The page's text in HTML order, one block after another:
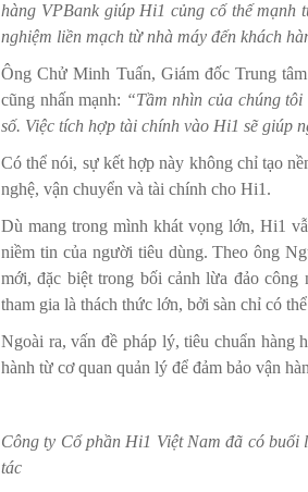
hàng VPBank giúp Hi1 củng cố thế mạnh
nghiệm liền mạch từ nhà máy đến khách
Ông Chử Minh Tuấn, Giám đốc Trung
cũng nhấn mạnh: “Tầm nhìn của chúng
số. Việc tích hợp tài chính vào Hi1 sẽ giúp
Có thể nói, sự kết hợp này không chỉ tạo
nghệ, vận chuyển và tài chính cho Hi1.
Dù mang trong mình khát vọng lớn, Hi1
niềm tin của người tiêu dùng. Theo ông
mới, đặc biệt trong bối cảnh lừa đảo
tham gia là thách thức lớn, bởi sàn chỉ có
Ngoài ra, vấn đề pháp lý, tiêu chuẩn hàng
hành từ cơ quan quản lý để đảm bảo vận
Công ty Cổ phần Hi1 Việt Nam đã có
tác